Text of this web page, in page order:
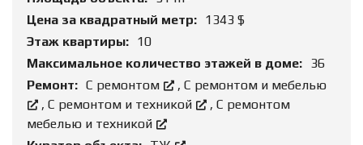
Цена за квадратный метр: 1343 $
Этаж квартиры: 10
Максимальное количество этажей в доме: 36
Ремонт: С ремонтом , С ремонтом и мебелью
, С ремонтом и техникой , С ремонтом
мебелью и техникой